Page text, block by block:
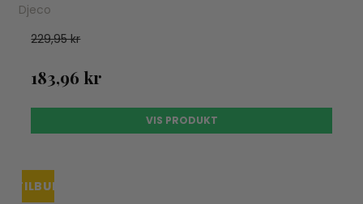
Djeco
229,95 kr
183,96 kr
VIS PRODUKT
TILBUDUDSOLGT